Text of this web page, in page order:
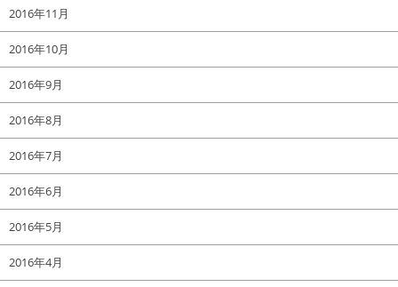
2016年11月
2016年10月
2016年9月
2016年8月
2016年7月
2016年6月
2016年5月
2016年4月